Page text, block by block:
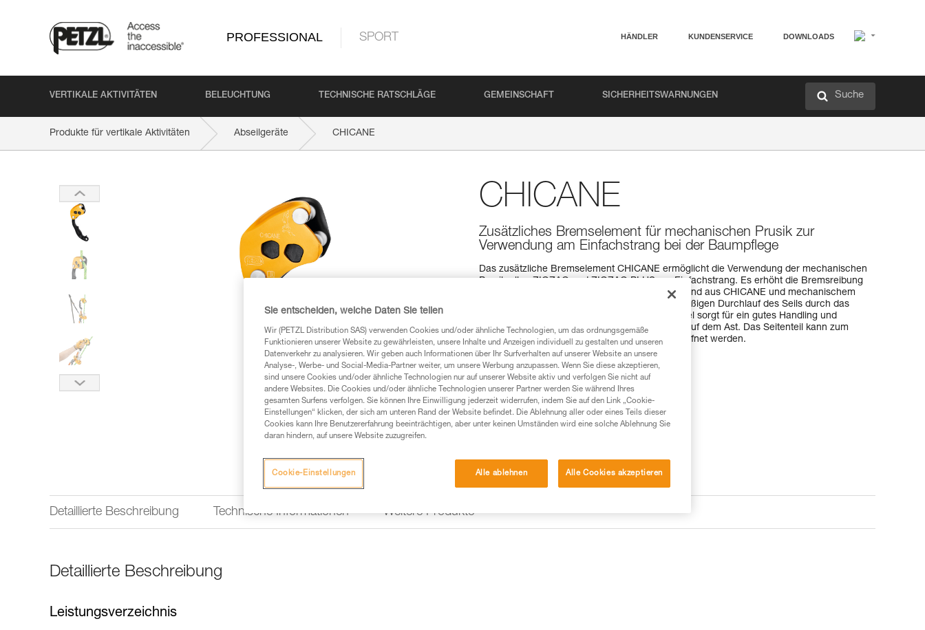
PROFESSIONAL SPORT HÄNDLER KUNDENSERVICE DOWNLOADS
VERTIKALE AKTIVITÄTEN BELEUCHTUNG TECHNISCHE RATSCHLÄGE GEMEINSCHAFT SICHERHEITSWARNUNGEN Suche
Produkte für vertikale Aktivitäten Abseilgeräte CHICANE
CHICANE
Zusätzliches Bremselement für mechanischen Prusik zur
Verwendung am Einfachstrang bei der Baumpflege
Das zusätzliche Bremselement CHICANE ermöglicht die Verwendung der mechanischen
Prusikrollen ZIGZAG und ZIGZAG PLUS am Einfachstrang. Es erhöht die Bremsreibung
beim Abseilen. Der gute Halt der Einheit bestehend aus CHICANE und mechanischem
Prusik gewährleistet beim Aufstieg den gleichmäßigen Durchlauf des Seils durch das
Bremselement. Der ergonomisch geformte Hebel sorgt für ein gutes Handling und
erleichtert die Fortbewegung bei der Rückkehr auf dem Ast. Das Seitenteil kann zum
schnellen und einfachen Einlegen des Seils geöffnet werden.
Einen Händler finden
Detaillierte Beschreibung Technische Informationen Weitere Produkte
Detaillierte Beschreibung
Leistungsverzeichnis
Sie entscheiden, welche Daten Sie teilen
Wir (PETZL Distribution SAS) verwenden Cookies und/oder ähnliche Technologien, um das ordnungsgemäße
Funktionieren unserer Website zu gewährleisten, unsere Inhalte und Anzeigen individuell zu gestalten und unseren
Datenverkehr zu analysieren. Wir geben auch Informationen über Ihr Surfverhalten auf unserer Website an unsere
Analyse-, Werbe- und Social-Media-Partner weiter, um unsere Werbung anzupassen. Wenn Sie diese akzeptieren,
sind unsere Cookies und/oder ähnliche Technologien nur auf unserer Website aktiv und verfolgen Sie nicht auf
andere Websites. Die Cookies und/oder ähnliche Technologien unserer Partner werden Sie während Ihres
gesamten Surfens verfolgen. Sie können Ihre Einwilligung jederzeit widerrufen, indem Sie auf den Link „Cookie-
Einstellungen“ klicken, der sich am unteren Rand der Website befindet. Die Ablehnung aller oder eines Teils dieser
Cookies kann Ihre Benutzererfahrung beeinträchtigen, aber unter keinen Umständen wird eine solche Ablehnung Sie
daran hindern, auf unsere Website zuzugreifen.
Alle ablehnen Alle Cookies akzeptieren
Cookie-Einstellungen